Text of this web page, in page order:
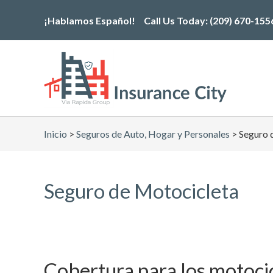
the
¡Hablamos Español! Call Us Today: (209) 670-
Inicio > Seguros de Auto, Hogar y Personales > Seguro
Seguro de Motocicleta